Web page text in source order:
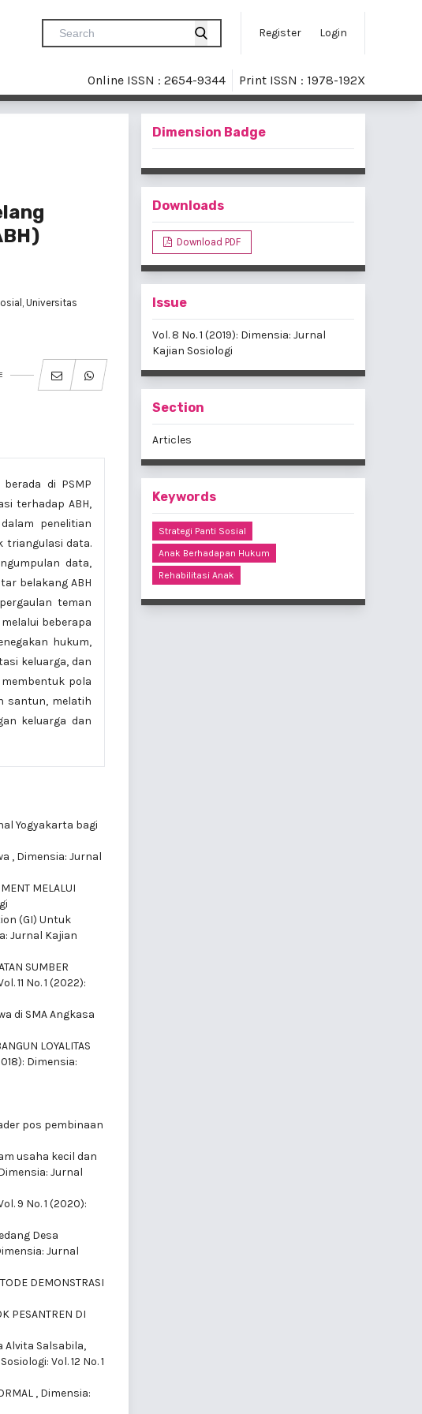
Register Login
Online ISSN : 2654-9344 Print ISSN : 1978-192X
Universitas
di PSMP
terhadap ABH,
penelitian
triangulasi data.
data,
belakang ABH
teman
beberapa
hukum,
keluarga, dan
pola
santun, melatih
keluarga dan
Yogyakarta bagi
, Dimensia: Jurnal
MELALUI
(GI) Untuk
Jurnal Kajian
SUMBER
11 No. 1 (2022):
di SMA Angkasa
LOYALITAS
Dimensia:
pos pembinaan
usaha kecil dan
Jurnal
9 No. 1 (2020):
Desa
Jurnal
DEMONSTRASI
PESANTREN DI
Alvita Salsabila,
Vol. 12 No. 1
, Dimensia:
Dimension Badge
Downloads
Download PDF
Issue
Vol. 8 No. 1 (2019): Dimensia: Jurnal
Kajian Sosiologi
Section
Articles
Keywords
Strategi Panti Sosial
Anak Berhadapan Hukum
Rehabilitasi Anak